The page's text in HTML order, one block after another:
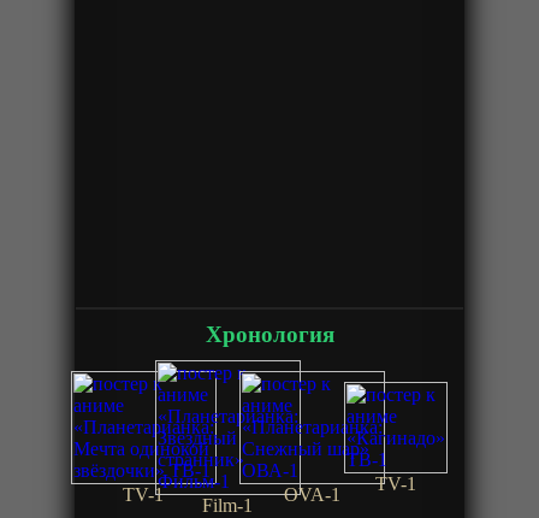
Хронология
TV-1
Film-1
OVA-1
TV-1